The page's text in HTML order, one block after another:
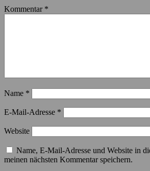
Kommentar *
Name *
E-Mail-Adresse *
Website
Name, E-Mail-Adresse und Website in
meinen nächsten Kommentar speichern.